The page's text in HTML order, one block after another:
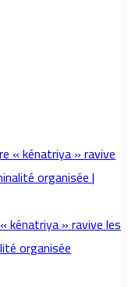
kénatriya » ravive les
organisée